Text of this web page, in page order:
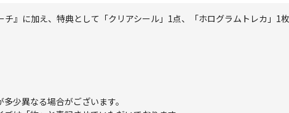
』に加え、特典として「クリアシール」1点、「ホログラムトレカ」1
少異なる場合がございます。